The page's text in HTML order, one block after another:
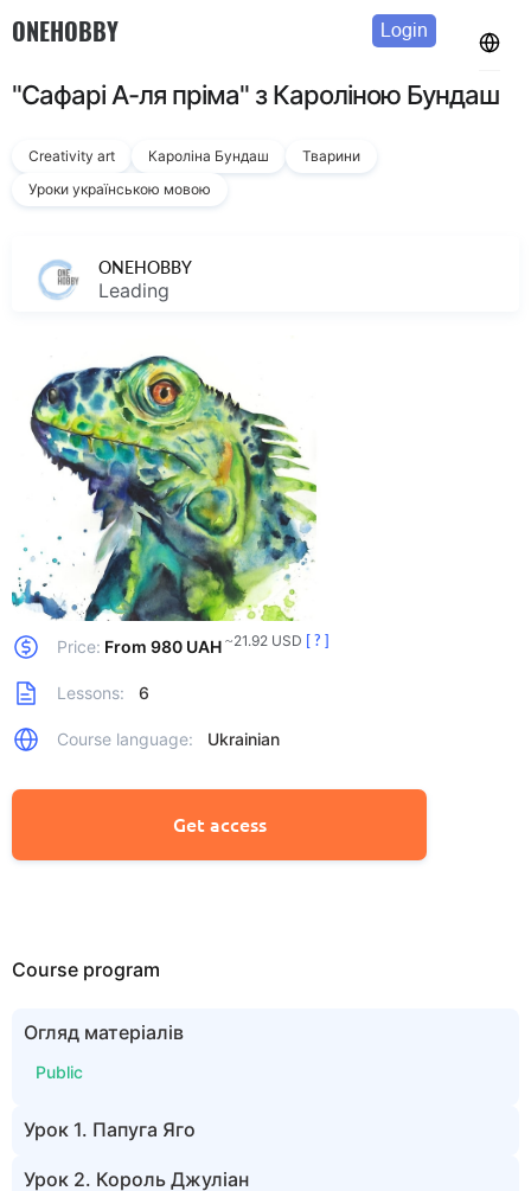
ONEHOBBY Login
"Сафарі А-ля пріма" з Кароліною Бундаш
Creativity art Кароліна Бундаш
Тварини
Уроки українською мовою
ONEHOBBY
Leading
Price: From 980 UAH ~21.92 USD [ ? ]
Lessons: 6
Course language: Ukrainian
Get access
Course program
Огляд матеріалів
Public
Урок 1. Папуга Яго
Урок 2. Король Джуліан